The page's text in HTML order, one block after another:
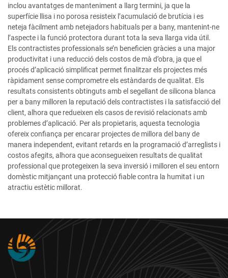
inclou avantatges de manteniment a llarg termini, ja que la
superfície llisa i no porosa resisteix l’acumulació de brutícia i es
neteja fàcilment amb netejadors habituals per a bany, mantenint-ne
l’aspecte i la funció protectora durant tota la seva llarga vida útil.
Els contractistes professionals se’n beneficien gràcies a una major
productivitat i una reducció dels costos de mà d’obra, ja que el
procés d’aplicació simplificat permet finalitzar els projectes més
ràpidament sense comprometre els estàndards de qualitat. Els
resultats consistents obtinguts amb el segellant de silicona blanca
per a bany milloren la reputació dels contractistes i la satisfacció del
client, alhora que redueixen els casos de revisió relacionats amb
problemes d’aplicació. Per als propietaris, aquesta tecnologia
ofereix confiança per encarar projectes de millora del bany de
manera independent, evitant retards en la programació d’arreglists i
costos afegits, alhora que aconsegueixen resultats de qualitat
professional que protegeixen la seva inversió i milloren el seu entorn
domèstic mitjançant una protecció fiable contra la humitat i un
atractiu estètic millorat.